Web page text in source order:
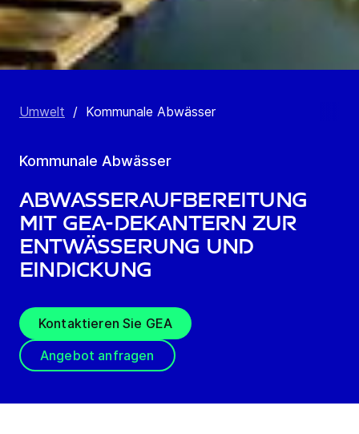
Umwelt / Kommunale Abwässer
Kommunale Abwässer
Abwasseraufbereitung
mit GEA-Dekantern zuR
Entwässerung und
Eindickung
Kontaktieren Sie GEA
Angebot anfragen